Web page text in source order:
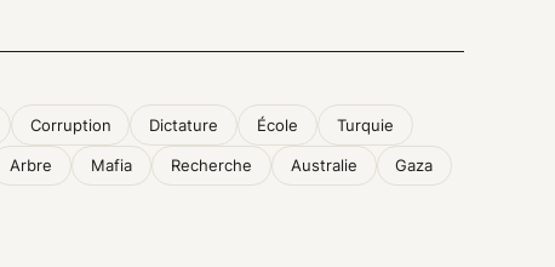
Corruption Dictature École Turquie
Arbre Mafia Recherche Australie Gaza